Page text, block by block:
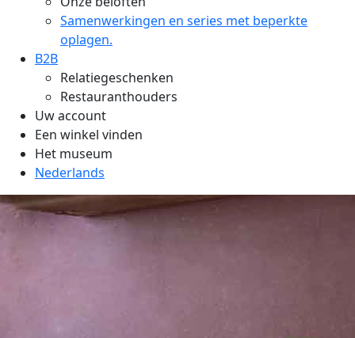
Samenwerkingen en series met beperkte
oplagen.
B2B
Relatiegeschenken
Restauranthouders
Uw account
Een winkel vinden
Het museum
Nederlands